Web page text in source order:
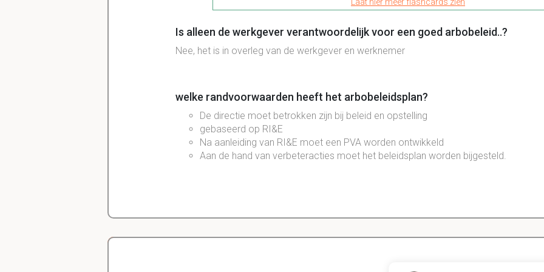
Is alleen de werkgever verantwoordelijk voor een goed arbobeleid..?
Nee, het is in overleg van de werkgever en werknemer
welke randvoorwaarden heeft het arbobeleidsplan?
De directie moet betrokken zijn bij beleid en opstelling
gebaseerd op RI&E
Na aanleiding van RI&E moet een PVA worden ontwikkeld
Aan de hand van verbeteracties moet het beleidsplan worden bijgesteld.
het voorkomen en beperken van ziekte door arbeid